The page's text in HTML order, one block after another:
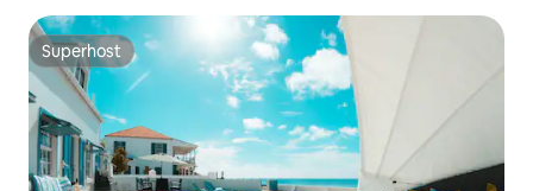
Superhost
Superhost